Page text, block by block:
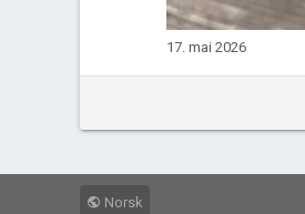
17. mai 2026
Norsk